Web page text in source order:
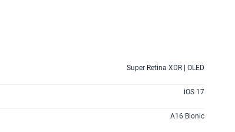
Super Retina XDR | OLED
iOS 17
A16 Bionic